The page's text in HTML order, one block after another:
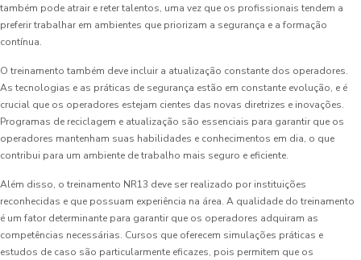
também pode atrair e reter talentos, uma vez que os profissionais tendem a
preferir trabalhar em ambientes que priorizam a segurança e a formação
contínua.
O treinamento também deve incluir a atualização constante dos operadores.
As tecnologias e as práticas de segurança estão em constante evolução, e é
crucial que os operadores estejam cientes das novas diretrizes e inovações.
Programas de reciclagem e atualização são essenciais para garantir que os
operadores mantenham suas habilidades e conhecimentos em dia, o que
contribui para um ambiente de trabalho mais seguro e eficiente.
Além disso, o treinamento NR13 deve ser realizado por instituições
reconhecidas e que possuam experiência na área. A qualidade do treinamento
é um fator determinante para garantir que os operadores adquiram as
competências necessárias. Cursos que oferecem simulações práticas e
estudos de caso são particularmente eficazes, pois permitem que os